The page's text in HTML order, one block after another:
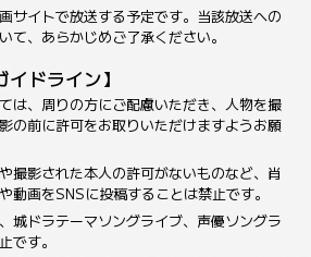
サイトで放送する予定です。当該放送への
て、あらかじめご了承ください。
イドライン】
は、周りの方にご配慮いただき、人物を撮
の前に許可をお取りいただけますようお願
撮影された本人の許可がないものなど、肖
動画をSNSに投稿することは禁止です。
城ドラテーマソングライブ、声優ソングラ
です。